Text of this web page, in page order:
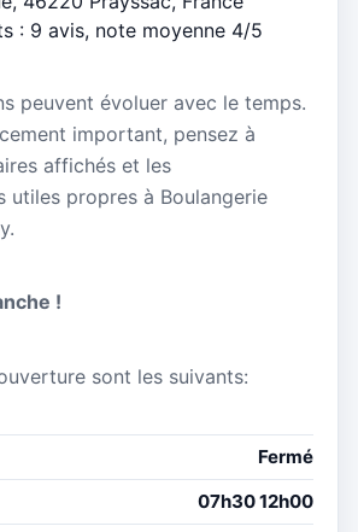
: 9 avis, note moyenne 4/5
peuvent évoluer avec le temps.
important, pensez à
affichés et les
utiles propres à Boulangerie
!
sont les suivants:
Fermé
07h30 12h00